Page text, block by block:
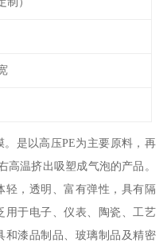
是以高压PE为主要原料，再
高温挤出吸塑成气泡的产品。
轻，透明、富有弹性，具有隔
用于电子、仪表、陶瓷、工艺
和漆品制品、玻璃制品及精密